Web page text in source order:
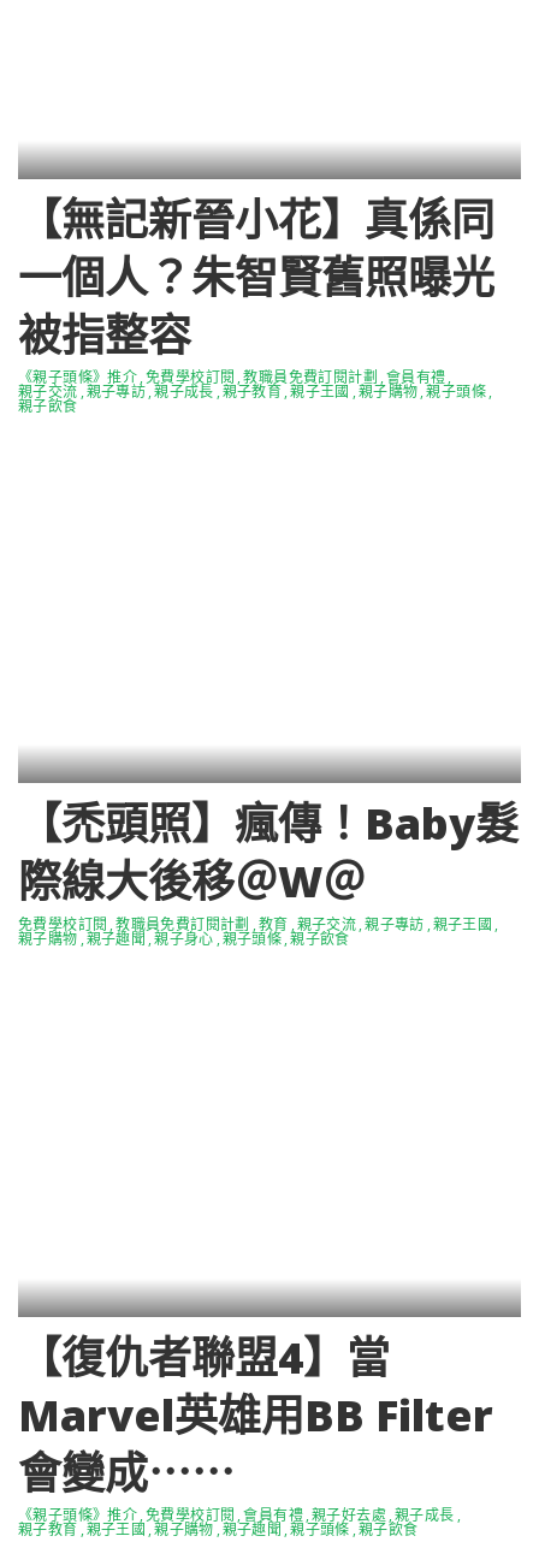
【無記新晉小花】真係同
一個人？朱智賢舊照曝光
被指整容
《親子頭條》推介 免費學校訂閱 教職員免費訂閱計劃 會員有禮
親子交流 親子專訪 親子成長 親子教育 親子王國 親子購物 親子頭條
親子飲食
【禿頭照】瘋傳！Baby髮
際線大後移＠W＠
免費學校訂閱 教職員免費訂閱計劃 教育 親子交流 親子專訪 親子王國
親子購物 親子趣聞 親子身心 親子頭條 親子飲食
【復仇者聯盟4】當
Marvel英雄用BB Filter
會變成⋯⋯
《親子頭條》推介 免費學校訂閱 會員有禮 親子好去處 親子成長
親子教育 親子王國 親子購物 親子趣聞 親子頭條 親子飲食